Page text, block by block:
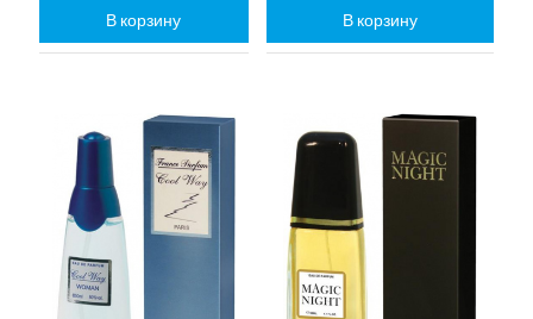
В корзину В корзину